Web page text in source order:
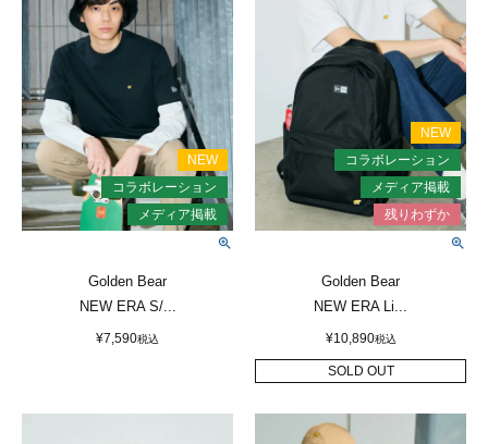
Golden Bear
NEW ERA S/...
¥7,590税込
Golden Bear
NEW ERA Li...
¥10,890税込
SOLD OUT